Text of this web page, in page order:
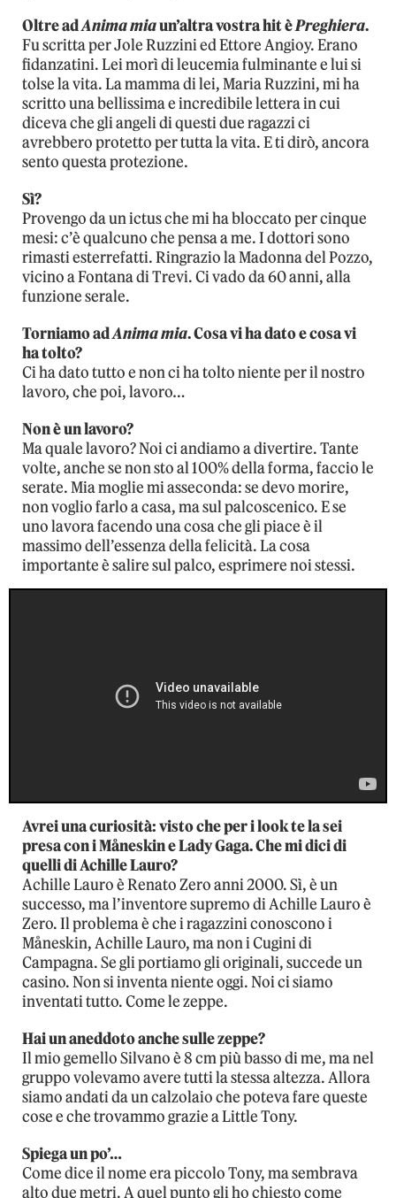
Oltre adAnima miaun’altra vostra hit èPreghiera.
Fu scritta per Jole Ruzzini ed Ettore Angioy. Erano
fidanzatini. Lei morì di leucemia fulminante e lui si
tolse la vita. La mamma di lei, Maria Ruzzini, mi ha
scritto una bellissima e incredibile lettera in cui
diceva che gli angeli di questi due ragazzi ci
avrebbero protetto per tutta la vita. E ti dirò, ancora
sento questa protezione.
Sì?
Provengo da un ictus che mi ha bloccato per cinque
mesi: c’è qualcuno che pensa a me. I dottori sono
rimasti esterrefatti. Ringrazio la Madonna del Pozzo,
vicino a Fontana di Trevi. Ci vado da 60 anni, alla
funzione serale.
Torniamo adAnima mia. Cosa vi ha dato e cosa vi
ha tolto?
Ci ha dato tutto e non ci ha tolto niente per il nostro
lavoro, che poi, lavoro…
Non è un lavoro?
Ma quale lavoro? Noi ci andiamo a divertire. Tante
volte, anche se non sto al 100% della forma, faccio le
serate. Mia moglie mi asseconda: se devo morire,
non voglio farlo a casa, ma sul palcoscenico. E se
uno lavora facendo una cosa che gli piace è il
massimo dell’essenza della felicità. La cosa
importante è salire sul palco, esprimere noi stessi.
Avrei una curiosità: visto che per i look te la sei
presa con i Måneskin e Lady Gaga. Che mi dici di
quelli di Achille Lauro?
Achille Lauro è Renato Zero anni 2000. Sì, è un
successo, ma l’inventore supremo di Achille Lauro è
Zero. Il problema è che i ragazzini conoscono i
Måneskin, Achille Lauro, ma non i Cugini di
Campagna. Se gli portiamo gli originali, succede un
casino. Non si inventa niente oggi. Noi ci siamo
inventati tutto. Come le zeppe.
Hai un aneddoto anche sulle zeppe?
Il mio gemello Silvano è 8 cm più basso di me, ma nel
gruppo volevamo avere tutti la stessa altezza. Allora
siamo andati da un calzolaio che poteva fare queste
cose e che trovammo grazie a Little Tony.
Spiega un po’…
Come dice il nome era piccolo Tony, ma sembrava
alto due metri. A quel punto gli ho chiesto come